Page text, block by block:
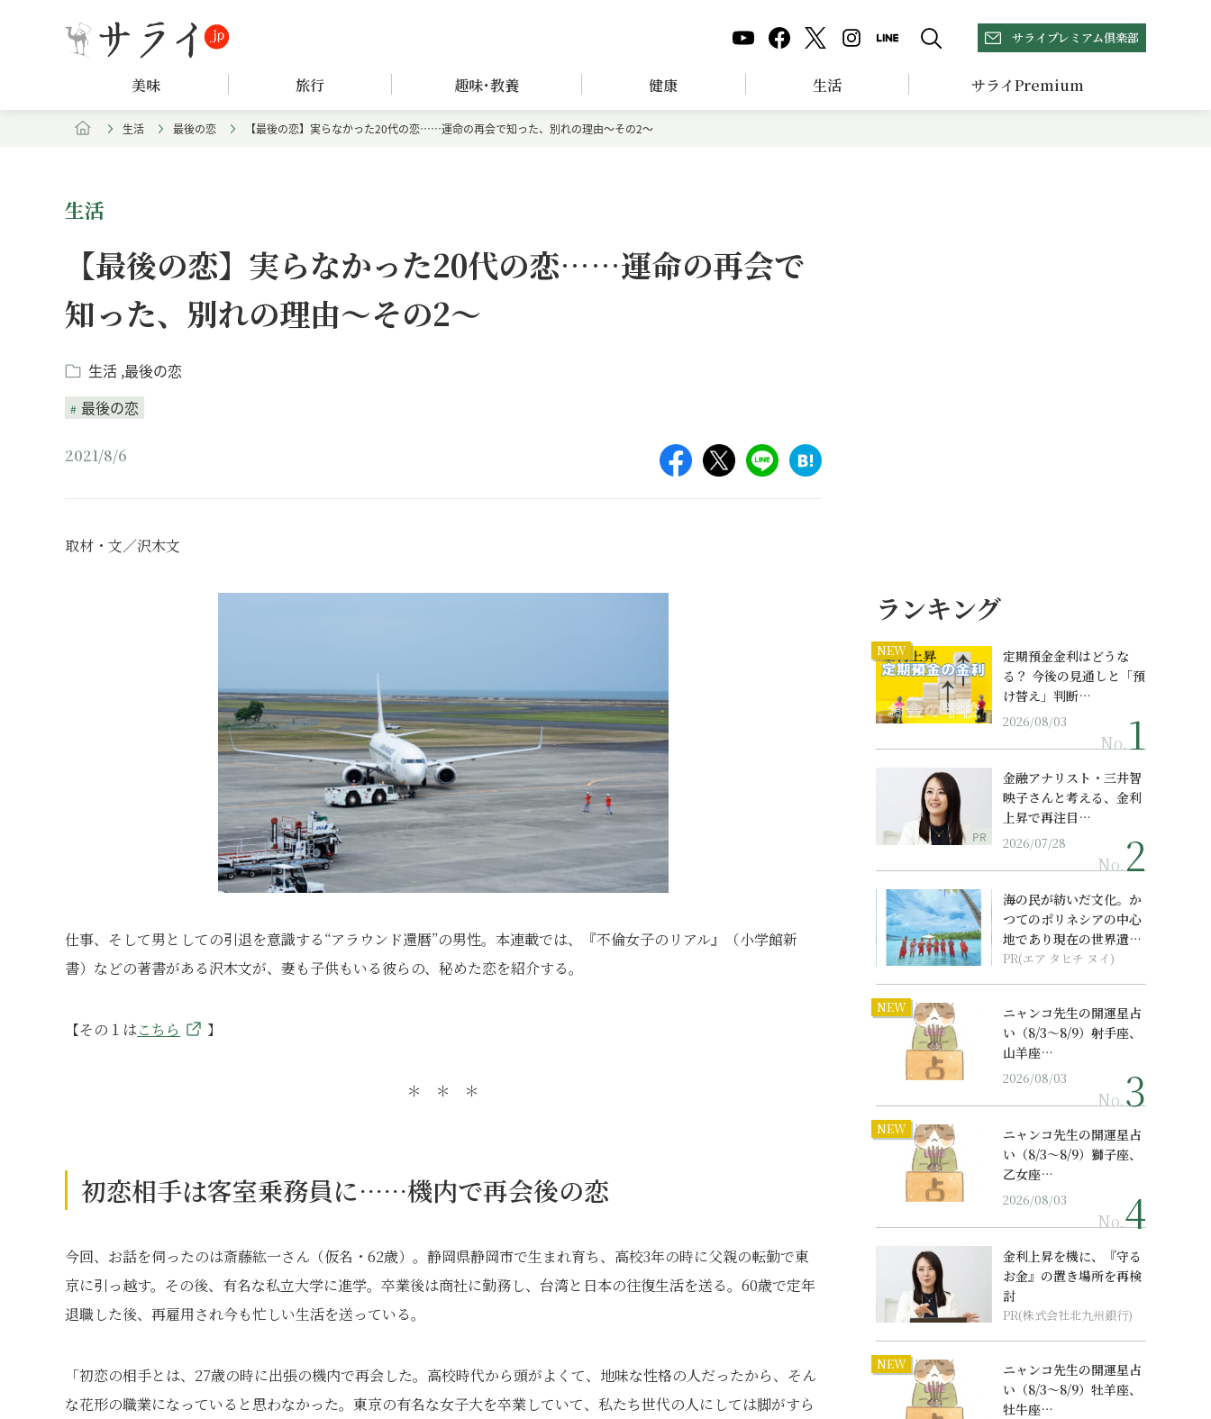
サライプレミアム倶楽部
美味 旅行 趣味･教養 健康 生活 サライPremium
生活 最後の恋 【最後の恋】実らなかった20代の恋……運命の再会で知った、別れの理由～その2～
生活
【最後の恋】実らなかった20代の恋……運命の再会で
知った、別れの理由～その2～
生活 最後の恋
最後の恋
2021/8/6
取材・文／沢木文
仕事、そして男としての引退を意識する“アラウンド還暦”の男性。本連載では、『不倫女子のリアル』（小学館新
書）などの著書がある沢木文が、妻も子供もいる彼らの、秘めた恋を紹介する。
【その１はこちら 】
＊ ＊ ＊
初恋相手は客室乗務員に……機内で再会後の恋
今回、お話を伺ったのは斎藤紘一さん（仮名・62歳）。静岡県静岡市で生まれ育ち、高校3年の時に父親の転勤で東
京に引っ越す。その後、有名な私立大学に進学。卒業後は商社に勤務し、台湾と日本の往復生活を送る。60歳で定年
退職した後、再雇用され今も忙しい生活を送っている。
「初恋の相手とは、27歳の時に出張の機内で再会した。高校時代から頭がよくて、地味な性格の人だったから、そん
な花形の職業になっていると思わなかった。東京の有名な女子大を卒業していて、私たち世代の人にしては脚がすら
ランキング
NEW
定期預金金利はどうな
る？ 今後の見通しと「預
け替え」判断…
2026/08/03
No.
PR
金融アナリスト・三井智
映子さんと考える、金利
上昇で再注目…
2026/07/28
No.
海の民が紡いだ文化。か
つてのポリネシアの中心
地であり現在の世界遺産
からみえてくる...
PR(エア タヒチ ヌイ)
NEW
ニャンコ先生の開運星占
い（8/3～8/9）射手座、
山羊座…
2026/08/03
No.
NEW
ニャンコ先生の開運星占
い（8/3～8/9）獅子座、
乙女座…
2026/08/03
No.
金利上昇を機に、『守る
お金』の置き場所を再検
討
PR(株式会社北九州銀行)
NEW
ニャンコ先生の開運星占
い（8/3～8/9）牡羊座、
牡牛座…